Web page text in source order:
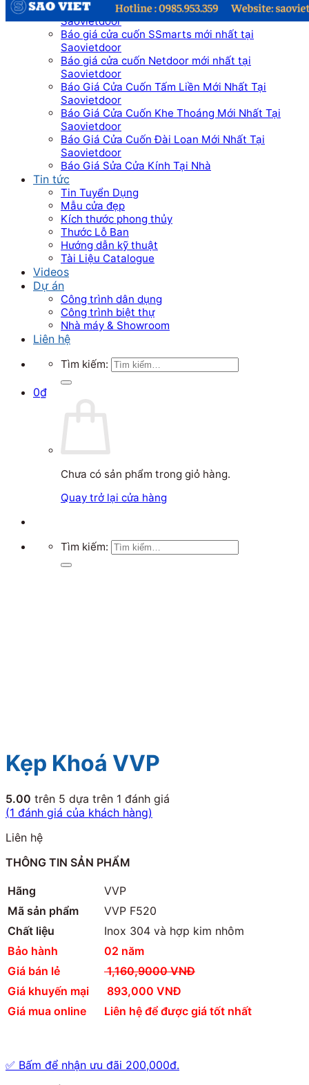
Báo Giá Cửa Cuốn Austdoor Mới Nhất Tại
Saovietdoor
Báo giá cửa cuốn SSmarts mới nhất tại
Saovietdoor
Báo giá cửa cuốn Netdoor mới nhất tại
Saovietdoor
Báo Giá Cửa Cuốn Tấm Liền Mới Nhất Tại
Saovietdoor
Báo Giá Cửa Cuốn Khe Thoáng Mới Nhất Tại
Saovietdoor
Báo Giá Cửa Cuốn Đài Loan Mới Nhất Tại
Saovietdoor
Báo Giá Sửa Cửa Kính Tại Nhà
Tin tức
Tin Tuyển Dụng
Mẫu cửa đẹp
Kích thước phong thủy
Thước Lỗ Ban
Hướng dẫn kỹ thuật
Tài Liệu Catalogue
Videos
Dự án
Công trình dân dụng
Công trình biệt thự
Nhà máy & Showroom
Liên hệ
Tìm kiếm:
0₫
Chưa có sản phẩm trong giỏ hàng.
Quay trở lại cửa hàng
Tìm kiếm:
Kẹp Khoá VVP
5.00 trên 5 dựa trên 1 đánh giá
(1 đánh giá của khách hàng)
Liên hệ
THÔNG TIN SẢN PHẨM
Hãng
VVP
Mã sản phẩm
VVP F520
Chất liệu
Inox 304 và hợp kim nhôm
Bảo hành
02 năm
Giá bán lẻ
1,160,9000 VNĐ
Giá khuyến mại
893,000 VNĐ
Giá mua online
Liên hệ để được giá tốt nhất
✅ Bấm để nhận ưu đãi 200,000đ.